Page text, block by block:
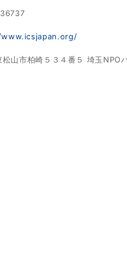
松山市柏崎５３４番５ 埼玉NPO